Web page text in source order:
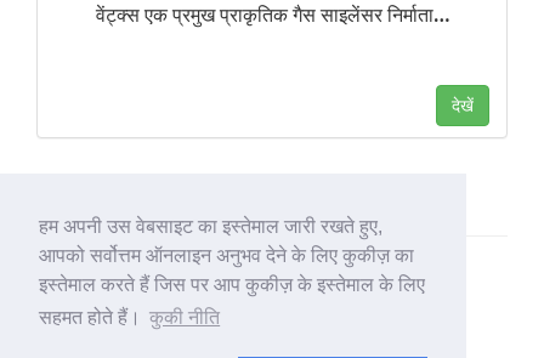
हम अपनी उस वेबसाइट का इस्तेमाल जारी रखते हुए,
आपको सर्वोत्तम ऑनलाइन अनुभव देने के लिए कुकीज़ का
इस्तेमाल करते हैं जिस पर आप कुकीज़ के इस्तेमाल के लिए
सहमत होते हैं।
कुकी नीति
वेंट्क्स एक प्रमुख प्राकृतिक गैस साइलेंसर निर्माता…
देखें